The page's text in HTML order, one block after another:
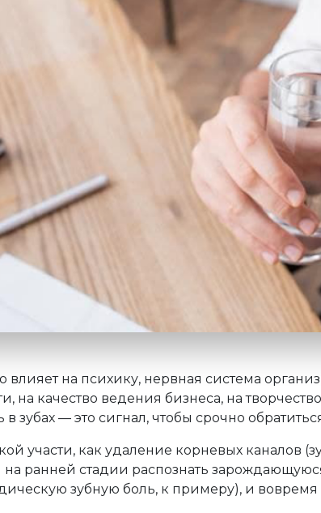
влияет на психику, нервная система
на качество ведения бизнеса, на
зубах — это сигнал, чтобы срочно
участи, как удаление корневых каналов
на ранней стадии распознать
зубную боль, к примеру), и